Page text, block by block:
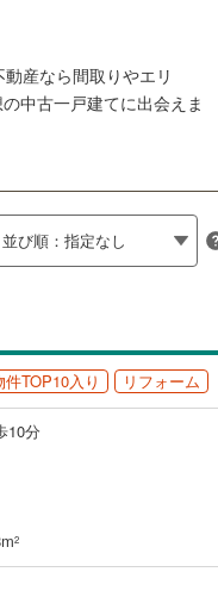
産なら間取りやエリ
中古一戸建てに出会えま
件TOP10入り リフォーム
10分
2
重
島 山口
知
(9)
(12)
(23)
(0)
件で検索する
渥美線(0)
線 (0
線(0 )
件で検索する
メラ（0）
リー住宅（
以内
0）
件で検索する
見る
入りリストを見る
入りリストを見る